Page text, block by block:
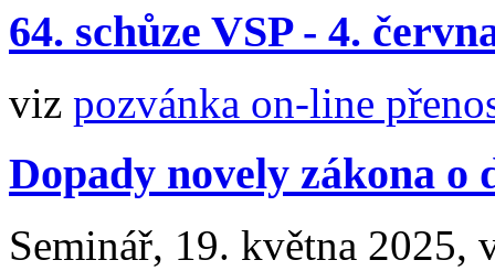
64. schůze VSP - 4.
viz pozvánka on-line
Dopady novely zákona
Seminář, 19. května 2025,